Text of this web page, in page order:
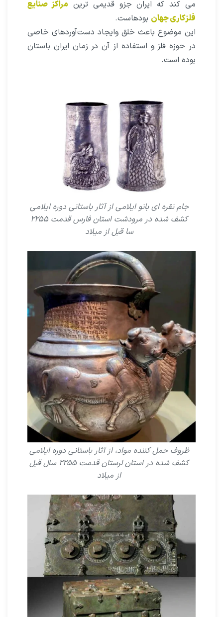
مى کند که ایران جزو قدیمى ترین مراکز صنایع
فلزکارى جهان بودهاست.
این موضوع باعث خلق وایجاد دست‌آوردهاى خاصى
در حوزه فلز و استفاده از آن در زمان ایران باستان
بوده است.
جام نقره اى بانو ایلامى از آثار باستانى دوره ایلامى
کشف شده در مرودشت استان فارس قدمت ۲۲۵۵
سا قبل از میلاد
ظروف حمل کننده مواد، از آثار باستانى دوره ایلامى
کشف شده در استان لرستان قدمت ۲۲۵۵ سال قبل
از میلاد